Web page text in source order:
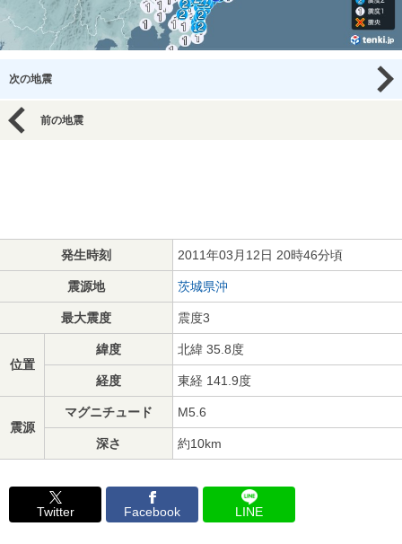
次の地震
前の地震
発生時刻 2011年03月12日 20時46分頃
震源地 茨城県沖
最大震度 震度3
位置
緯度 北緯 35.8度
経度 東経 141.9度
震源
マグニチュード M5.6
深さ 約10km
Twitter Facebook LINE